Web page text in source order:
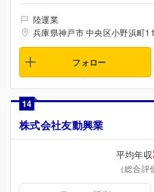
陸運業
兵庫県神戸市 中央区小野浜町
フォロー
14
株式会社友動興業
平均年収
（総合